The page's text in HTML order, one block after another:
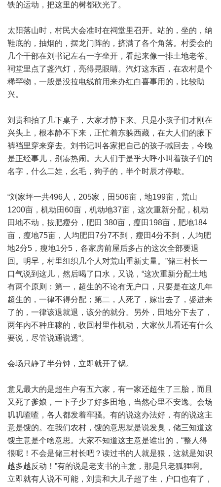
铁的运动，把这里的树都砍光了。
太阳落山时，村民大会准时在祠堂里召开。站的，坐的，纳
鞋底的，抽烟的，摆龙门阵的，挤满了各个角落。村委会的
几个干部在刘书记左右一字坐开，看起来像一排土地老爷。
祠堂里点了盏汽灯，亮得晃眼睛。汽灯这东西，在农村是个
稀罕物，一般是没拉电线前用来办红白喜事用的，比较助
兴。
刘贵和拍了几下桌子，大家才静下来。只是小孩子们才刚在
兴头上，根本静不下来，正忙着东躲西藏，在大人们的腋下
裤裆里穿来穿去。刘书记叫各家把自己的孩子喊回去，今晚
是正经事儿，别凑热闹。大人们于是乎大呼小叫着孩子们的
名字，什么二娃，幺毛，狗子的，半个时辰才停歇。
“刘家坪一共496人，205家，田506亩，地199亩，荒山
1200亩，机动田60亩，机动地37亩，这次重新分配，机动
田地不动，按肥瘦分，肥田 380亩，瘦田198亩，肥地184
亩，瘦地75亩，人均肥田7分7不到，瘦田4分不到，人均肥
地2分5，瘦地1分5，各家房前屋后多占的这次全部要退
回。明早，村里组织几个人对荒山重新丈量。”储三村长一
口气说到这儿，然后喝了口水，又说，“这次重新分配土地
有两个原则：第一，超生的不论有无户口，只要是在这几年
超生的，一律不得分配；第二，人死了，嫁出去了，娶进来
了的，一律该退就退，该分的就分。另外，田地分下去了，
两年内不种庄稼的，收回村里作机动，大家伙儿看还有什么
要说，尽管说通说透“。
会场只静了半分钟，立即就开了锅。
意见最大的是超生户有五六家，有一家还超生了三胎，而且
又死了爹娘，一下子少了好多田地，当然心里不安逸。会场
叽叽喳喳，各人都发着牢骚。有的说这办法好，有的说这主
意是馊的。在我们农村，馊的意思就是说发臭，储三知道这
馊主意是个啥意思。大家不知道这主意是谁出的，“整人得
很呢！不会是储三村长吧？读过书的人就是狠，这就是知识
越多越反动！”有的说是老支书的主意，那是只老狐狸啊。
立即就有人说不可能，刘贵和大儿子超了生，户口也有了，